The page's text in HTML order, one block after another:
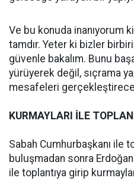
Ve bu konuda inanıyorum
tamdır. Yeter ki bizler
güvenle bakalım. Bunu
yürüyerek değil, sıçrama
mesafeleri
KURMAYLARI İLE
Sabah Cumhurbaşkanı ile
buluşmadan sonra
ile toplantıya girip